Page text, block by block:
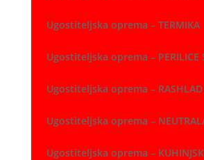
Ugostiteljska oprema – TERMIKA
Ugostiteljska oprema – PERILICE
Ugostiteljska oprema – RASHLAD
Ugostiteljska oprema –
Ugostiteljska oprema – KUHINJSKI